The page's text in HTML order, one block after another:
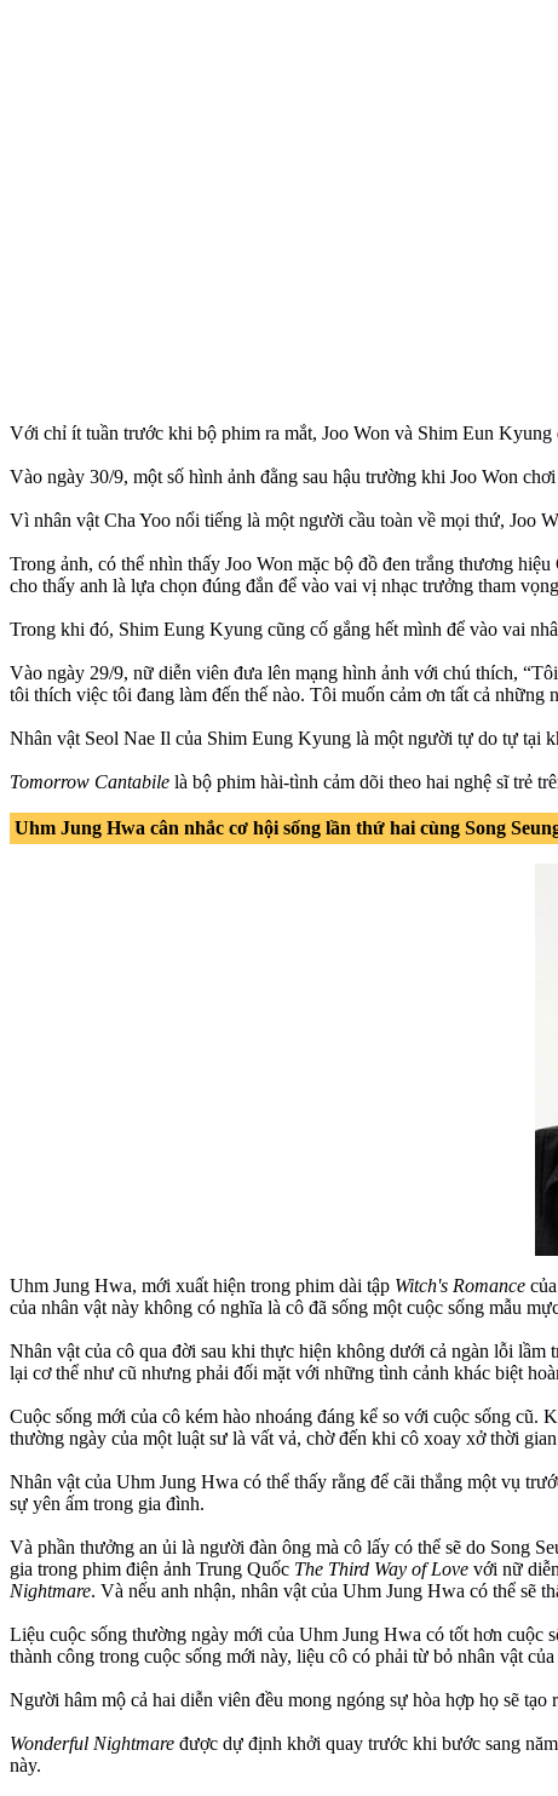
Với chỉ ít tuần trước khi bộ phim ra mắt, Joo Won và Shim Eun
Vào ngày 30/9, một số hình ảnh đằng sau hậu trường khi Joo Won
Vì nhân vật Cha Yoo nổi tiếng là một người cầu toàn về mọi thứ, Joo
Trong ảnh, có thể nhìn thấy Joo Won mặc bộ đồ đen trắng thương
cho thấy anh là lựa chọn đúng đắn để vào vai vị nhạc trưởng tham
Trong khi đó, Shim Eung Kyung cũng cố gắng hết mình để vào vai
Vào ngày 29/9, nữ diễn viên đưa lên mạng hình ảnh với chú thích,
tôi thích việc tôi đang làm đến thế nào. Tôi muốn cảm ơn tất cả
Nhân vật Seol Nae Il của Shim Eung Kyung là một người tự do tự tại
Tomorrow Cantabile là bộ phim hài-tình cảm dõi theo hai nghệ sĩ trẻ
Uhm Jung Hwa cân nhắc cơ hội sống lần thứ hai cùng Song
Uhm Jung Hwa, mới xuất hiện trong phim dài tập Witch's Romance
của nhân vật này không có nghĩa là cô đã sống một cuộc sống mẫu
Nhân vật của cô qua đời sau khi thực hiện không dưới cả ngàn lỗi
lại cơ thể như cũ nhưng phải đối mặt với những tình cảnh khác biệt
Cuộc sống mới của cô kém hào nhoáng đáng kể so với cuộc sống
thường ngày của một luật sư là vất vả, chờ đến khi cô xoay xở thời
Nhân vật của Uhm Jung Hwa có thể thấy rằng để cãi thắng một vụ
sự yên ấm trong gia đình.
Và phần thưởng an ủi là người đàn ông mà cô lấy có thể sẽ do Song
gia trong phim điện ảnh Trung Quốc The Third Way of Love với nữ
Nightmare. Và nếu anh nhận, nhân vật của Uhm Jung Hwa có thể sẽ
Liệu cuộc sống thường ngày mới của Uhm Jung Hwa có tốt hơn cuộc
thành công trong cuộc sống mới này, liệu cô có phải từ bỏ nhân vật
Người hâm mộ cả hai diễn viên đều mong ngóng sự hòa hợp họ sẽ
Wonderful Nightmare được dự định khởi quay trước khi bước sang
này.